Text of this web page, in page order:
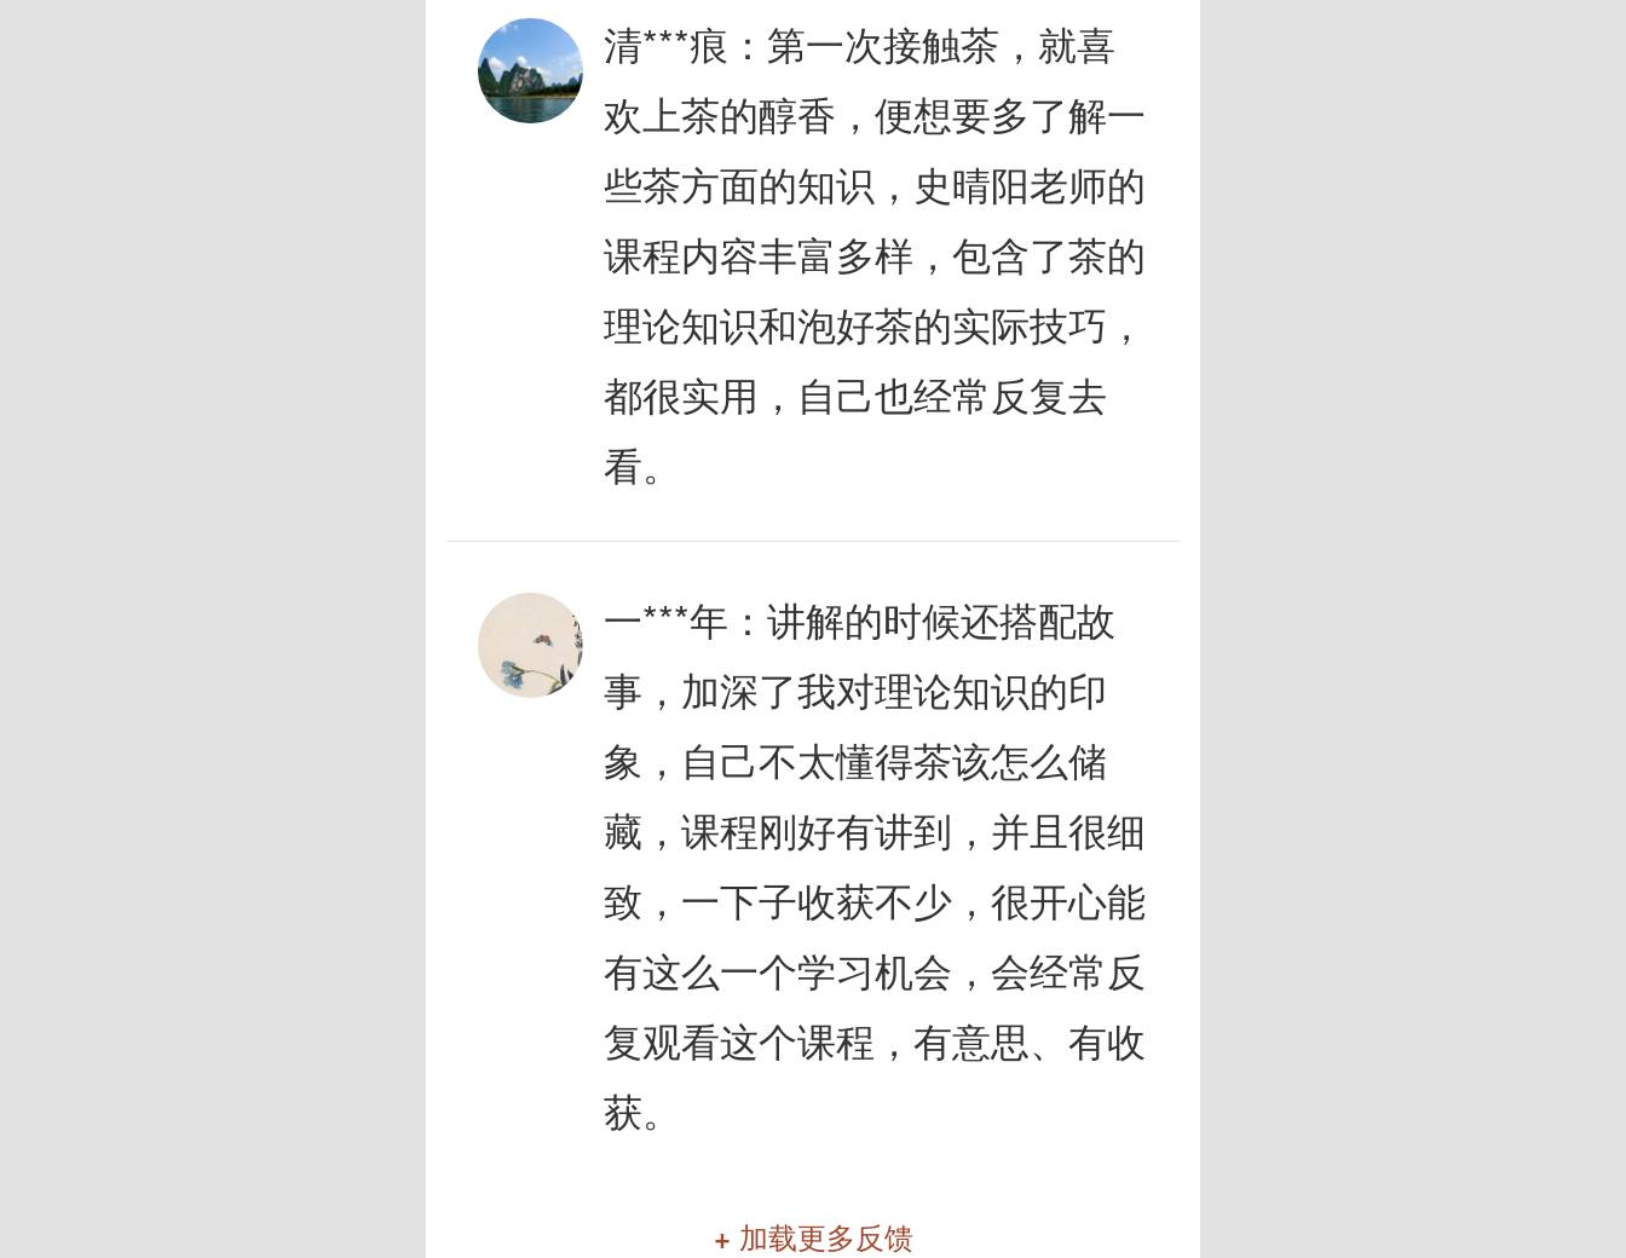
清***痕： 第一次接触茶，就喜
欢上茶的醇香，便想要多了解一
些茶方面的知识，史晴阳老师的
课程内容丰富多样，包含了茶的
理论知识和泡好茶的实际技巧，
都很实用，自己也经常反复去
看。
一***年： 讲解的时候还搭配故
事，加深了我对理论知识的印
象，自己不太懂得茶该怎么储
藏，课程刚好有讲到，并且很细
致，一下子收获不少，很开心能
有这么一个学习机会，会经常反
复观看这个课程，有意思、有收
获。
+ 加载更多反馈